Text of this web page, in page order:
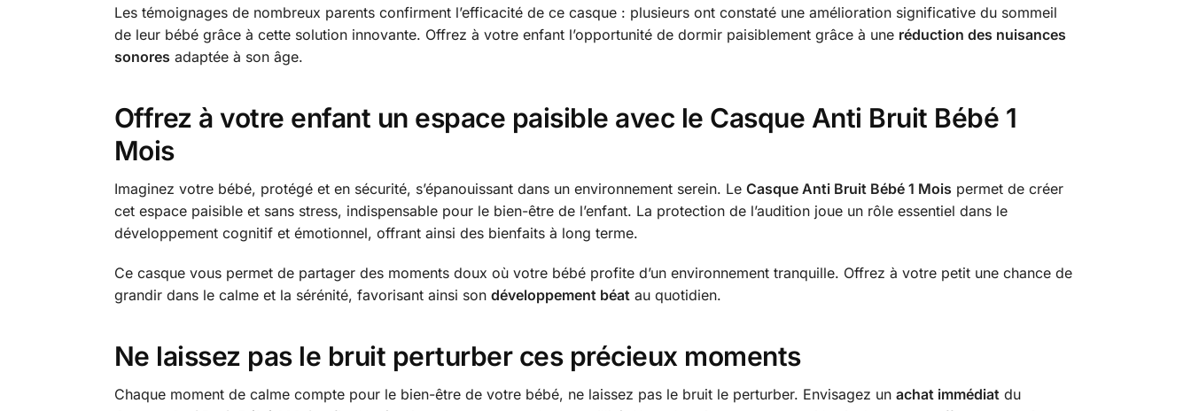
Les témoignages de nombreux parents confirment l’efficacité de ce casque : plusieurs ont constaté une amélioration significative du sommeil
de leur bébé grâce à cette solution innovante. Offrez à votre enfant l’opportunité de dormir paisiblement grâce à une réduction des nuisances
sonores adaptée à son âge.
Offrez à votre enfant un espace paisible avec le Casque Anti Bruit Bébé 1
Mois
Imaginez votre bébé, protégé et en sécurité, s’épanouissant dans un environnement serein. Le Casque Anti Bruit Bébé 1 Mois permet de créer
cet espace paisible et sans stress, indispensable pour le bien-être de l’enfant. La protection de l’audition joue un rôle essentiel dans le
développement cognitif et émotionnel, offrant ainsi des bienfaits à long terme.
Ce casque vous permet de partager des moments doux où votre bébé profite d’un environnement tranquille. Offrez à votre petit une chance de
grandir dans le calme et la sérénité, favorisant ainsi son développement béat au quotidien.
Ne laissez pas le bruit perturber ces précieux moments
Chaque moment de calme compte pour le bien-être de votre bébé, ne laissez pas le bruit le perturber. Envisagez un achat immédiatdu